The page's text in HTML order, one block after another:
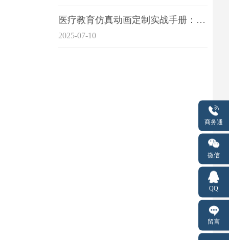
医疗教育仿真动画定制实战手册：击破传统医学教育7大痛点
2025-07-10
商务通
微信
QQ
留言